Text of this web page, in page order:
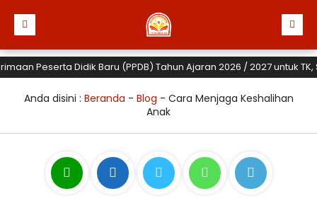
Peserta Didik Baru (PPDB) Tahun Ajaran 2026 / 2027 untuk TK,
Anda disini : Beranda - Blog - Cara Menjaga Keshalihan
Anak